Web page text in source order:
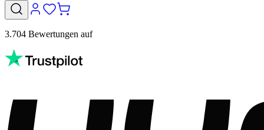
3.704 Bewertungen auf